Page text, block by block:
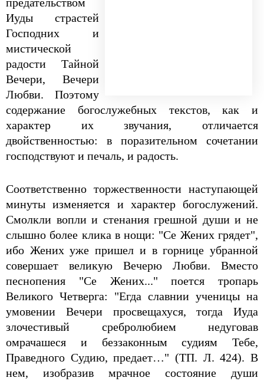
Иуды страстей
Господних и
мистической
радости Тайной
Вечери, Вечери
Любви. Поэтому
содержание богослужебных текстов, как и
характер их звучания, отличается
двойственностью: в поразительном сочетании
господствуют и печаль, и радость.
Соответственно торжественности наступающей
минуты изменяется и характер богослужений.
Смолкли вопли и стенания грешной души и не
слышно более клика в нощи: "Се Жених грядет",
ибо Жених уже пришел и в горнице убранной
совершает великую Вечерю Любви. Вместо
песнопения "Се Жених..." поется тропарь
Великого Четверга: "Егда славнии ученицы на
умовении Вечери просвещахуся, тогда Иуда
злочестивый сребролюбием недуговав
омрачашеся и беззаконным судиям Тебе,
Праведного Судию, предает…" (ТП. Л. 424). В
нем, изобразив мрачное состояние души